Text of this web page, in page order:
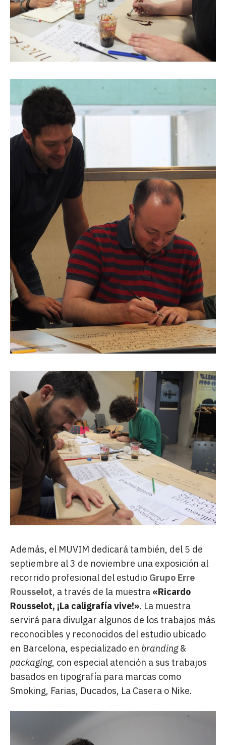
Además, el MUVIM dedicará también, del 5 de
septiembre al 3 de noviembre una exposición al
recorrido profesional del estudio Grupo Erre
Rousselot, a través de la muestra «Ricardo
Rousselot, ¡La caligrafía vive!». La muestra
servirá para divulgar algunos de los trabajos más
reconocibles y reconocidos del estudio ubicado
en Barcelona, especializado en branding&
packaging, con especial atención a sus trabajos
basados en tipografía para marcas como
Smoking, Farias, Ducados, La Casera o Nike.